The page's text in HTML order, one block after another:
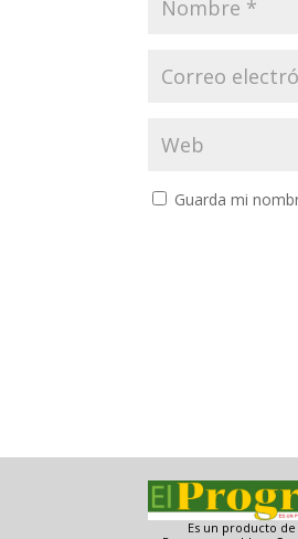
Guarda mi
Es un producto